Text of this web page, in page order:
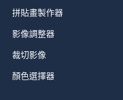
拼貼畫製作器
影像調整器
裁切影像
顏色選擇器